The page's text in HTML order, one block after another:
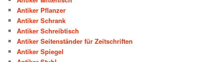
Antiker Pflanzer
Antiker Schrank
Antiker Schreibtisch
Antiker Seitenständer für Zeitschriften
Antiker Spiegel